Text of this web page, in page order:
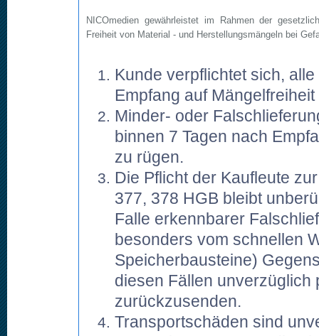
NICOmedien gewährleistet im Rahmen der
Freiheit von Material - und Herstellungsmängeln bei
Kunde verpflichtet sich,
Empfang auf
Minder- oder
binnen 7 Tagen nach
zu rügen.
Die Pflicht der Kaufleute
377, 378 HGB bleibt
Falle erkennbarer
besonders vom schnellen
Speicherbausteine)
diesen Fällen unverzüglich
zurückzusenden.
Transportschäden sind